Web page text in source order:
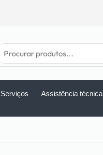
Serviços Assistência técnica